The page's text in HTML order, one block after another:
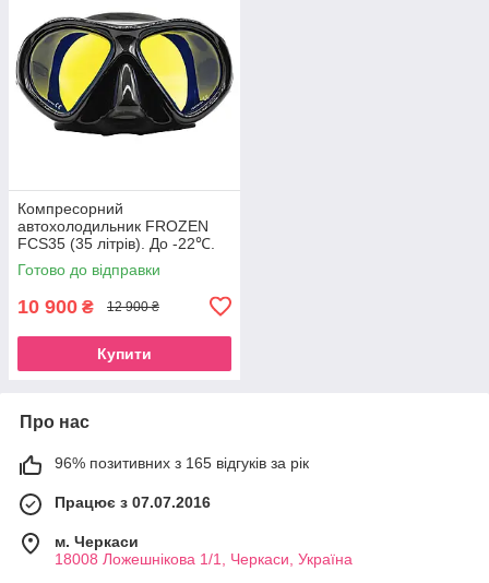
Компресорний
автохолодильник FROZEN
FCS35 (35 літрів). До -22℃.
Живлення 12, 24, 220 вольт
Готово до відправки
10 900 ₴ 12 900 ₴
Купити
Про нас
96% позитивних з 165 відгуків за рік
Працює з 07.07.2016
м. Черкаси
18008 Ложешнікова 1/1, Черкаси, Україна